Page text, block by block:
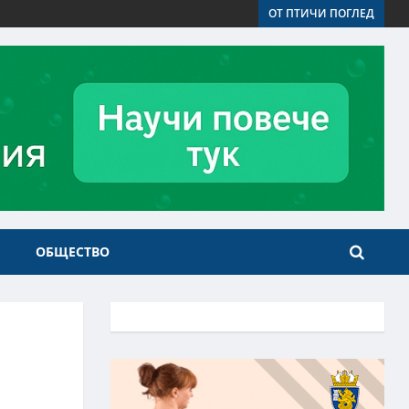
ОТ ПТИЧИ ПОГЛЕД
ОБЩЕСТВО